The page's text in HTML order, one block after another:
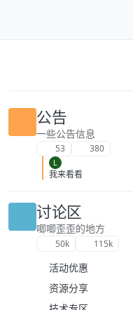
公告
一些公告信息
53 380
L
我来看看
讨论区
唧唧歪歪的地方
50k 115k
活动优惠
资源分享